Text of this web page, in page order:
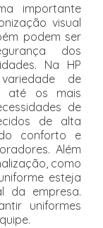
importante
visual
podem ser
dos
Na HP
de
até os mais
de
de alta
conforto e
Além
como
esteja
da empresa.
uniformes